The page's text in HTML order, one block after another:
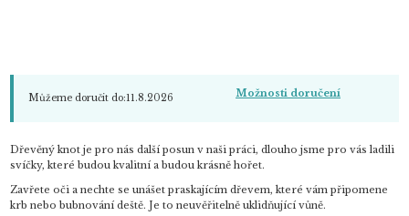
Můžeme doručit do:11.8.2026 Možnosti doručení
Dřevěný knot je pro nás další posun v naši práci, dlouho jsme pro vás ladili
svíčky, které budou kvalitní a budou krásně hořet.
Zavřete oči a nechte se unášet praskajícím dřevem, které vám připomene
krb nebo bubnování deště. Je to neuvěřitelně uklidňující vůně.